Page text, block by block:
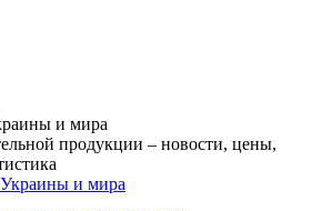
и мира
продукции – новости, цены,